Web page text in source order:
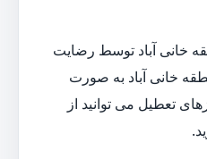
خانی آباد توسط رضایت
خانی آباد به صورت
تعطیل می توانید از